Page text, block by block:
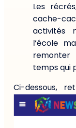
Les
cache-
activités
l’école
temps qui
Ci-dessous,